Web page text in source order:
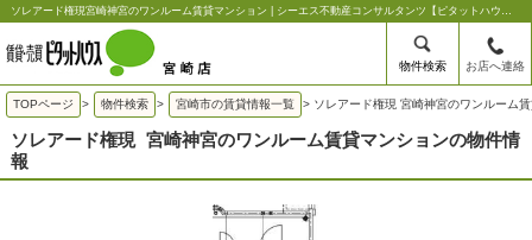
ソレアード権現宮崎神宮のワンルーム賃貸マンション | シーエス不動産コンサルタンツ【ピタットハウス宮崎店】
物件検索 お店へ連絡
TOPページ > 物件検索 > 宮崎市の賃貸情報一覧 > ソレアード権現 宮崎神宮のワンルーム
ソレアード権現 宮崎神宮のワンルーム賃貸マンションの物件情
報